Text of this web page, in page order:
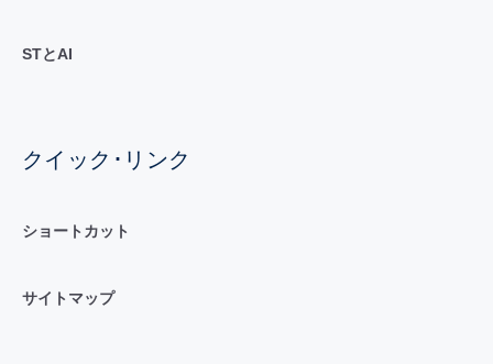
STとAI
クイック･リンク
ショートカット
サイトマップ